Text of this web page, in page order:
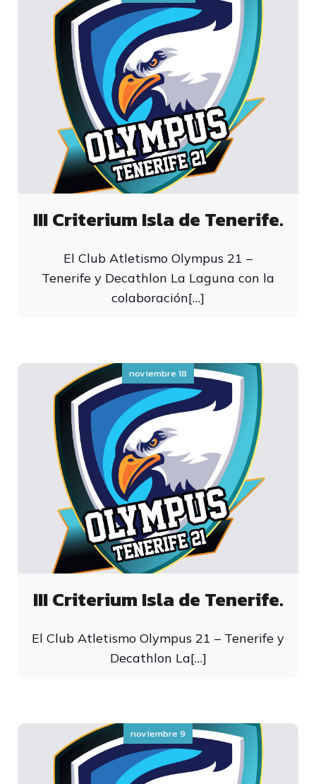
III Criterium Isla de Tenerife.
El Club Atletismo Olympus 21 –
Tenerife y Decathlon La Laguna con la
colaboración[…]
noviembre 18
III Criterium Isla de Tenerife.
El Club Atletismo Olympus 21 – Tenerife y
Decathlon La[…]
noviembre 9